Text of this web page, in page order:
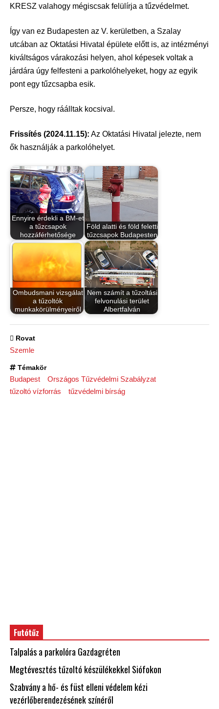
KRESZ valahogy mégiscsak felülírja a tűzvédelmet.
Így van ez Budapesten az V. kerületben, a Szalay
utcában az Oktatási Hivatal épülete előtt is, az intézményi
kiváltságos várakozási helyen, ahol képesek voltak a
járdára úgy felfesteni a parkolóhelyeket, hogy az egyik
pont egy tűzcsapba esik.
Persze, hogy ráálltak kocsival.
Frissítés (2024.11.15): Az Oktatási Hivatal jelezte, nem
ők használják a parkolóhelyet.
Ennyire érdekli a BM-et
a tűzcsapok
hozzáférhetősége
Föld alatti és föld feletti
tűzcsapok Budapesten
Ombudsmani vizsgálat
a tűzoltók
munkakörülményeiről
Nem számít a tűzoltási
felvonulási terület
Albertfalván
Rovat
Szemle
Témakör
Budapest
Országos Tűzvédelmi Szabályzat
tűzoltó vízforrás
tűzvédelmi bírság
Futótűz
Talpalás a parkolóra Gazdagréten
Megtévesztés tűzoltó készülékekkel Siófokon
Szabvány a hő- és füst elleni védelem kézi
vezérlőberendezésének színéről